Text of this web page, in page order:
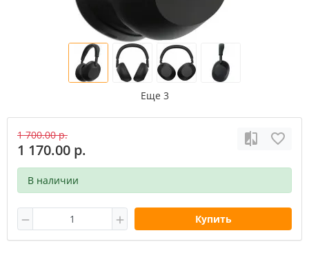
Еще 3
1 700.00 р.
1 170.00 р.
В наличии
Купить